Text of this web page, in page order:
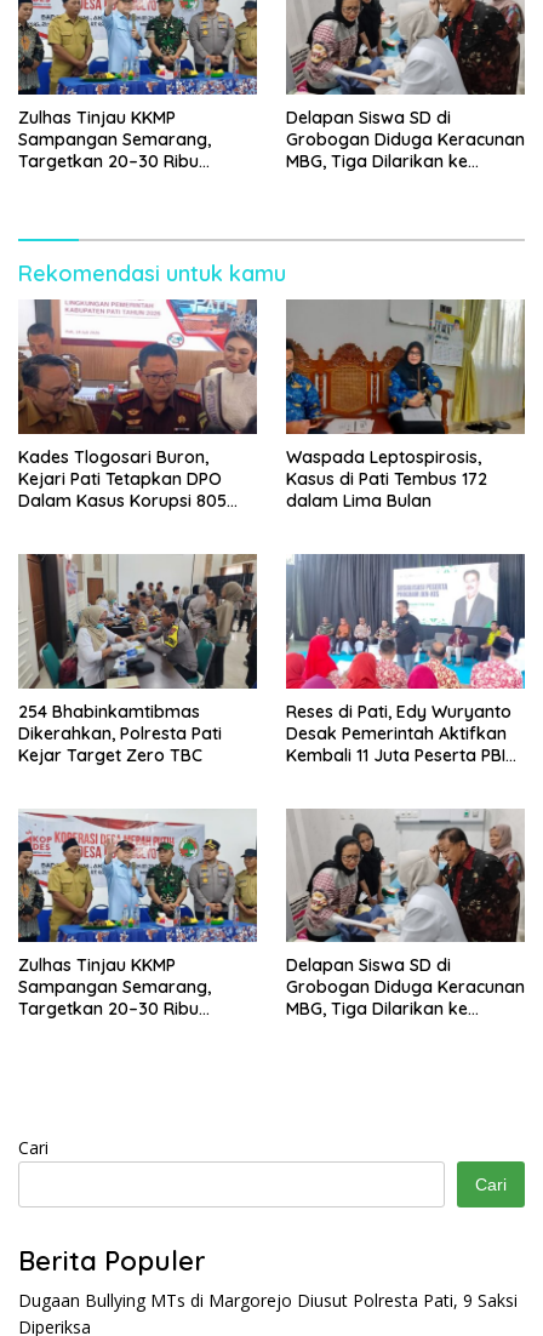
Zulhas Tinjau KKMP
Sampangan Semarang,
Targetkan 20–30 Ribu
Delapan Siswa SD di
Grobogan Diduga Keracunan
MBG, Tiga Dilarikan ke
Rekomendasi untuk kamu
Kades Tlogosari Buron,
Kejari Pati Tetapkan DPO
Dalam Kasus Korupsi 805
Waspada Leptospirosis,
Kasus di Pati Tembus 172
dalam Lima Bulan
254 Bhabinkamtibmas
Dikerahkan, Polresta Pati
Kejar Target Zero TBC
Reses di Pati, Edy Wuryanto
Desak Pemerintah Aktifkan
Kembali 11 Juta Peserta PBI
Zulhas Tinjau KKMP
Sampangan Semarang,
Targetkan 20–30 Ribu
Delapan Siswa SD di
Grobogan Diduga Keracunan
MBG, Tiga Dilarikan ke
Cari
Cari
Berita Populer
Dugaan Bullying MTs di Margorejo Diusut Polresta Pati, 9 Saksi
Diperiksa